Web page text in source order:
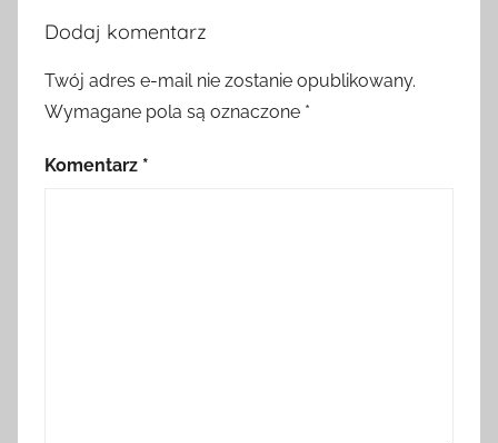
Dodaj komentarz
Twój adres e-mail nie zostanie opublikowany.
Wymagane pola są oznaczone *
Komentarz *